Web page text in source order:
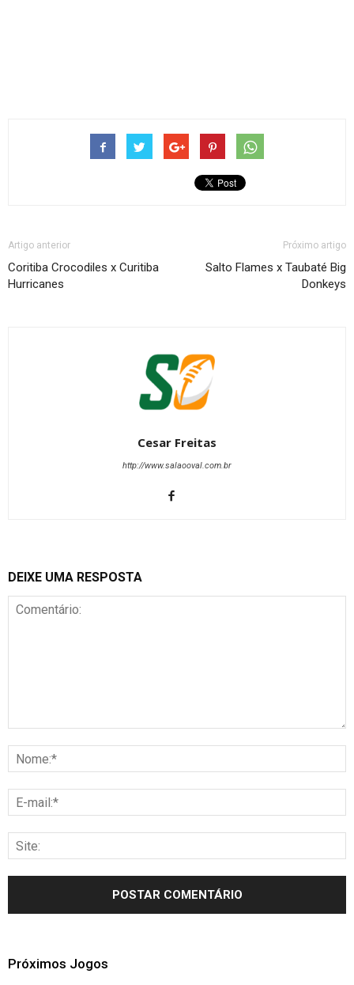
Artigo anterior
Coritiba Crocodiles x Curitiba
Hurricanes
Próximo artigo
Salto Flames x Taubaté Big
Donkeys
Cesar Freitas
http://www.salaooval.com.br
DEIXE UMA RESPOSTA
Próximos Jogos